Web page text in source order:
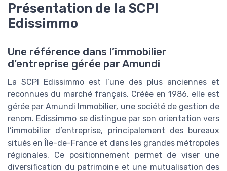
Présentation de la SCPI
Edissimmo
Une référence dans l’immobilier
d’entreprise gérée par Amundi
La SCPI Edissimmo est l’une des plus anciennes et
reconnues du marché français. Créée en 1986, elle est
gérée par Amundi Immobilier, une société de gestion de
renom. Edissimmo se distingue par son orientation vers
l’immobilier d’entreprise, principalement des bureaux
situés en Île-de-France et dans les grandes métropoles
régionales. Ce positionnement permet de viser une
diversification du patrimoine et une mutualisation des